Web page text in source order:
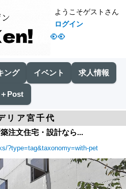
👀
ようこそゲストさん
ログイン
ング イベント 求人情報
＋Post
リア宮千代
注文住宅・設計なら...
?type=tag&taxonomy=with-pet